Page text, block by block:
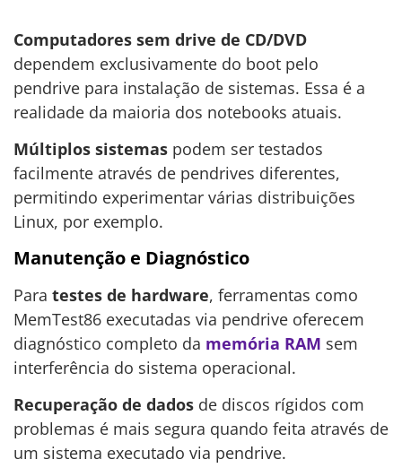
Computadores sem drive de CD/DVD
dependem exclusivamente do boot pelo
pendrive para instalação de sistemas. Essa é a
realidade da maioria dos notebooks atuais.
Múltiplos sistemas podem ser testados
facilmente através de pendrives diferentes,
permitindo experimentar várias distribuições
Linux, por exemplo.
Manutenção e Diagnóstico
Para testes de hardware, ferramentas como
MemTest86 executadas via pendrive oferecem
diagnóstico completo da memória RAM sem
interferência do sistema operacional.
Recuperação de dados de discos rígidos com
problemas é mais segura quando feita através de
um sistema executado via pendrive.